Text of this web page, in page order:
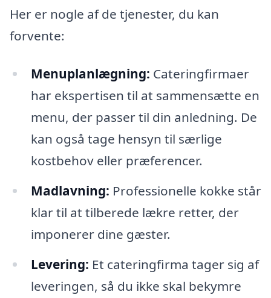
Her er nogle af de tjenester, du kan
forvente:
Menuplanlægning: Cateringfirmaer
har ekspertisen til at sammensætte en
menu, der passer til din anledning. De
kan også tage hensyn til særlige
kostbehov eller præferencer.
Madlavning: Professionelle kokke står
klar til at tilberede lækre retter, der
imponerer dine gæster.
Levering: Et cateringfirma tager sig af
leveringen, så du ikke skal bekymre